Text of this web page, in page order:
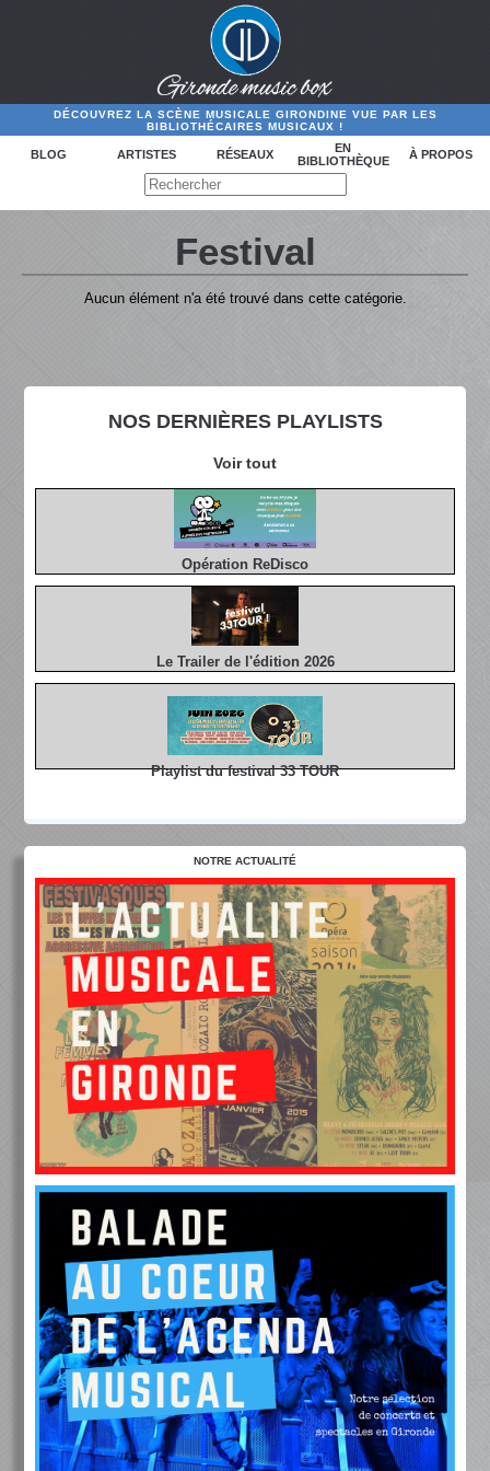
DÉCOUVREZ LA SCÈNE MUSICALE GIRONDINE VUE PAR LES
BIBLIOTHÉCAIRES MUSICAUX !
BLOG ARTISTES RÉSEAUX
EN
BIBLIOTHÈQUE
À PROPOS
NOS DERNIÈRES PLAYLISTS
Voir tout
Opération ReDisco
Le Trailer de l'édition 2026
Playlist du festival 33 TOUR
Festival
Aucun élément n'a été trouvé dans cette catégorie.
NOTRE ACTUALITÉ